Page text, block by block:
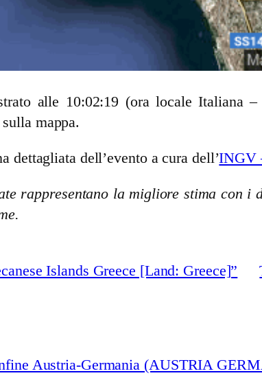
alle 10:02:19 (ora locale Italiana
mappa.
dettagliata dell’evento a cura dell’INGV
rappresentano la migliore stima con
Islands Greece [Land: Greece]”
Austria-Germania (AUSTRIA